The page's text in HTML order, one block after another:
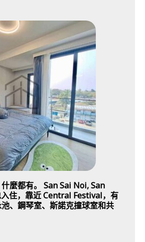
麼都有。 San Sai Noi, San
住，靠近 Central Festival，有
、鋼琴室、斯諾克撞球室和共